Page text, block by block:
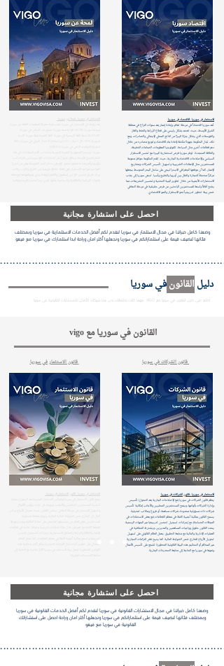
الاستثمار في سوريا - لمحة عن سوريا
الاستثمار في سوريا - الاقتصاد في سوريا
تُعد سوريا اقتصاداً في مرحلة تعافٍ وإعادة إعمار بعد سنوات النزاع في منطقة
الشرق الأوسط، حيث تعتمد بشكل رئيسي على قطاع الزراعة والنفط والغاز
والفوسفات الذي يشكل جزءًا كبيرًا من الناتج المحلي الإجمالي والصادرات. ومع
ذلك، تبذل الحكومة جهودًا مكثفة لإعادة بناء الاقتصاد وتنويع مصادره من خلال
دعم قطاعات أخرى مثل السياحة، تكنولوجيا المعلومات، الصناعات الخفيفة،
والطاقة المتجددة. توفر سوريا فرص استثمارية كبيرة مع تحسن الاستقرار
السياسي والإصلاحات الاقتصادية الجارية، حيث تقدم الحكومة حوافز متنوعة
للمستثمرين مثل الإعفاءات الضريبية وتسهيل تأسيس الشركات ومشاريع
الإعمار. كما أن موقعها الجغرافي الاستراتيجي على ساحل البحر المتوسط يجعلها
مركزًا محتملاً للتجارة والنقل بين أوروبا والخليج وآسيا. تسعى سوريا إلى جذب
الاستثمارات الأجنبية من خلال تطوير البنية التحتية وتحسين التشريعات، مما
يفتح آفاقاً واسعة للمستثمرين الباحثين عن فرص حقيقية في مرحلة التعافي
ضمن بيئة تتطور تدريجياً نحو الاستقرار والنمو الاقتصادي.
احصل على استشارة مجانية
وضعنا كامل خبراتنا في مجال الاستثمار في سوريا لنقدم لكم أفضل الخدمات الاستثمارية في سوريا وبمختلف
دليل القانونفي سوريا
اطلع على دليل القانون في سوريا مع VIGO مهما كانت تطلعاتك نحن هنا شريكك الأمثل للاستشارات القانونية في سوريا
القانون في سوريا مع vigo
قانون الاستثمار في سوريا
الاستثمار في سوريا - قانون الاستثمار في سوريا
القضائي على تطوير آليات لحل النزاعات التجارية بشكل أكثر شفافية. هذه
الاستثمار في سوريا - قانون الشركات في سوريا
ينظم قانون الشركات في سوريا (مع الإصلاحات الجارية بعد التحول) تأسيس
وإدارة الشركات بأنواعها، ويمنح المستثمرين المحليين والأجانب إمكانية تأسيس
شركات ذات مسؤولية محدودة، شركات مساهمة، أو فروع ومكاتب تمثيلية.
يسمح القانون بملكية أجنبية كاملة في معظم القطاعات (مع بعض الاستثناءات في
المجالات الحساسة)، مع إجراءات تسجيل تتحسن تدريجيًا عبر الجهات الرسمية.
يحدد القانون حقوق وواجبات المساهمين والمديرين، ويشترط الشفافية في
العمليات الإدارية والمالية مع متابعة التطبيق. يعمل النظام القانوني على تسهيل
تحويل الأرباح للخارج ضمن الضوابط المالية. كما يتيح فض النزاعات التجارية
عبر المحاكم أو التحكيم. هذه البيئة القانونية المتطورة تشجع على تأسيس الأعمال
ونموها في سوريا مع الحاجة إلى متابعة التحديثات الجارية.
احصل على استشارة مجانية
وضعنا كامل خبراتنا في مجال الاستشارات القانونية في سوريا لنقدم لكم أفضل الخدمات القانونية في سوريا
وبمختلف فئاتها لنضيف قيمة على استثماراتكم في سوريا ونجعلها أكثر امان وراحة احصل على استشاراتك